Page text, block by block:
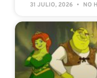
31 JULIO, 2026 NO